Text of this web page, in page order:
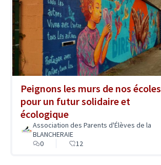
Peignons les murs de nos écoles
pour un futur solidaire et
écologique
Association des Parents d'Élèves de la
BLANCHERAIE
0
12